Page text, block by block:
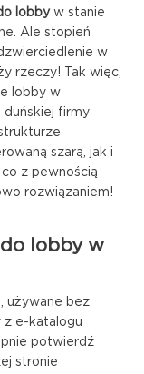
lobbyw stanie
Ale stopień
w
rzeczy! Tak więc,
lobby w
duńskiej firmy
szarą, jak i
z pewnością
rozwiązaniem!
lobby w
używane bez
z e-katalogu
potwierdź
stronie